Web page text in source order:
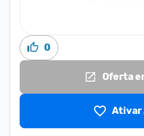
0
Oferta
Ativar